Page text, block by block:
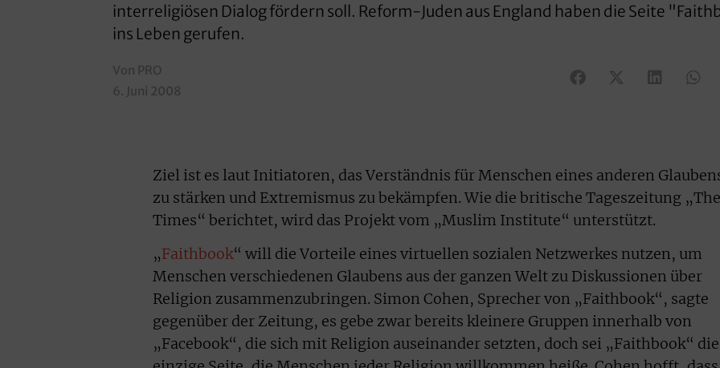
interreligiösen Dialog fördern soll. Reform-Juden aus England haben die Seite
ins Leben gerufen.
Von PRO
6. Juni 2008
Ziel ist es laut Initiatoren, das Verständnis für Menschen eines anderen
zu stärken und Extremismus zu bekämpfen. Wie die britische Tageszeitung „The
Times“ berichtet, wird das Projekt vom „Muslim Institute“ unterstützt.
„Faithbook“ will die Vorteile eines virtuellen sozialen Netzwerkes nutzen, um
Menschen verschiedenen Glaubens aus der ganzen Welt zu Diskussionen über
Religion zusammenzubringen. Simon Cohen, Sprecher von „Faithbook“, sagte
gegenüber der Zeitung, es gebe zwar bereits kleinere Gruppen innerhalb von
„Facebook“, die sich mit Religion auseinander setzten, doch sei „Faithbook“ die